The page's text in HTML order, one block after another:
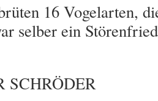
16 Vogelarten,
selber ein
SCHRÖDER